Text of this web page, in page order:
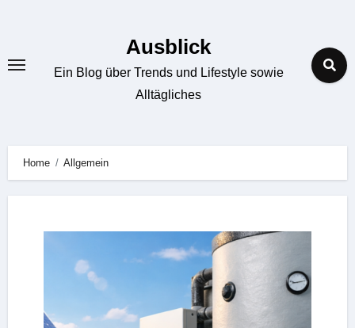
Ausblick
Ein Blog über Trends und Lifestyle sowie
Alltägliches
Home Allgemein